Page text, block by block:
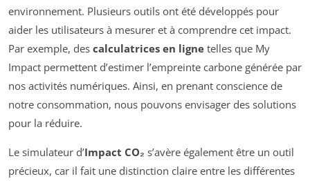
environnement. Plusieurs outils ont été développés pour
aider les utilisateurs à mesurer et à comprendre cet impact.
Par exemple, des calculatrices en ligne telles que My
Impact permettent d’estimer l’empreinte carbone générée par
nos activités numériques. Ainsi, en prenant conscience de
notre consommation, nous pouvons envisager des solutions
pour la réduire.
Le simulateur d’Impact CO₂ s’avère également être un outil
précieux, car il fait une distinction claire entre les différentes